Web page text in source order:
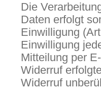
Die
Daten erfolgt
Einwilligung
Einwilligung
Mitteilung per
Widerruf
Widerruf